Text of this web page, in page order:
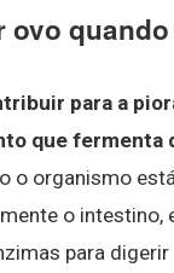
ovo
para a
que fermenta
o organismo
o intestino,
para